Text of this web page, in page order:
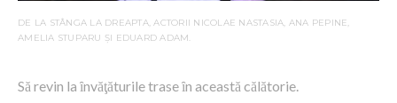
DE LA STÂNGA LA DREAPTA, ACTORII NICOLAE NASTASIA, ANA PEPINE,
AMELIA STUPARU ȘI EDUARD ADAM.
Să revin la ȋnvăţăturile trase ȋn această călătorie.